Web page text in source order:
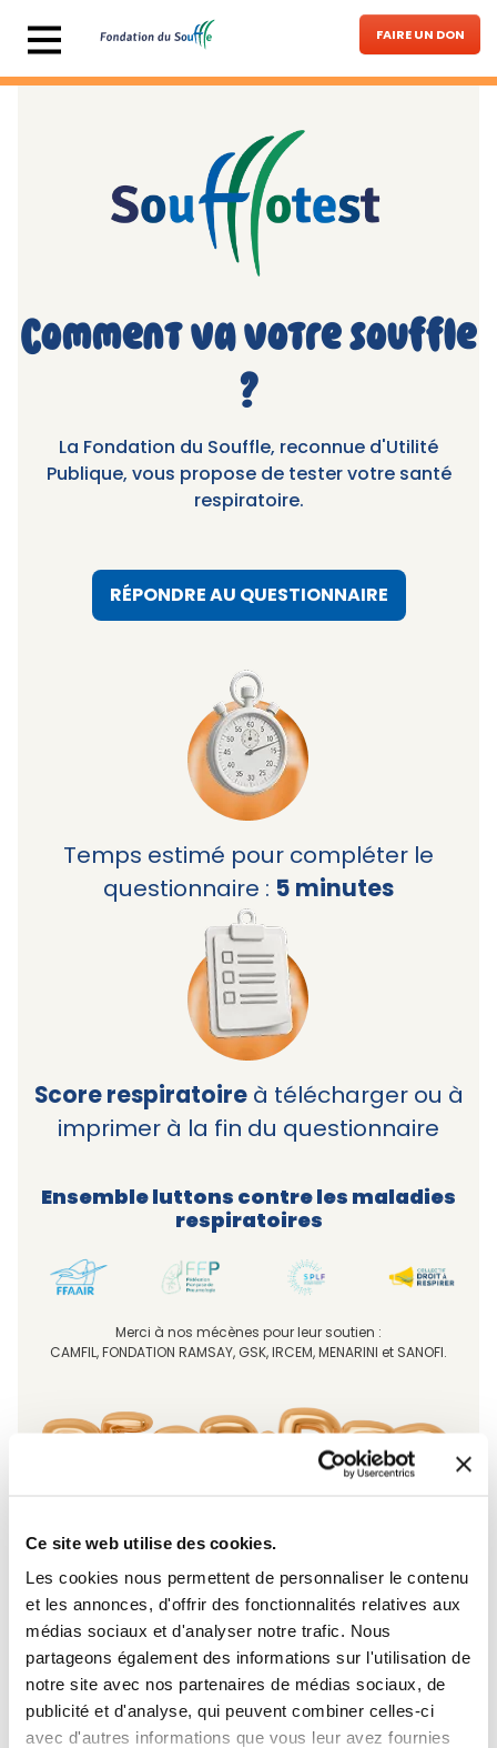
Ce site web utilise des cookies.
Les cookies nous permettent de personnaliser le contenu
et les annonces, d'offrir des fonctionnalités relatives aux
médias sociaux et d'analyser notre trafic. Nous
partageons également des informations sur l'utilisation de
notre site avec nos partenaires de médias sociaux, de
publicité et d'analyse, qui peuvent combiner celles-ci
avec d'autres informations que vous leur avez fournies
FAIRE UN DON
Comment va votre souffle
?
La Fondation du Souffle, reconnue d'Utilité
Publique, vous propose de tester votre santé
respiratoire.
Temps estimé pour compléter le
questionnaire : 5 minutes
Score respiratoireà télécharger ou à
imprimer à la fin du questionnaire
Ensemble luttons contre les maladies
respiratoires
Image Image Image Image
Merci à nos mécènes pour leur soutien :
CAMFIL, FONDATION RAMSAY, GSK, IRCEM, MENARINI et SANOFI.
RÉPONDRE AU QUESTIONNAIRE
image